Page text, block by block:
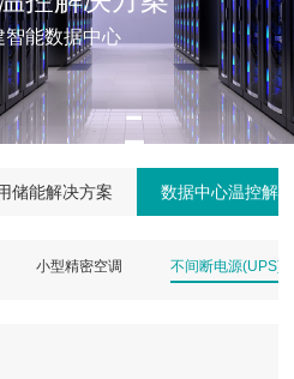
智能数据中心
储能解决方案 数据中心温控解
小型精密空调 不间断电源(UPS)